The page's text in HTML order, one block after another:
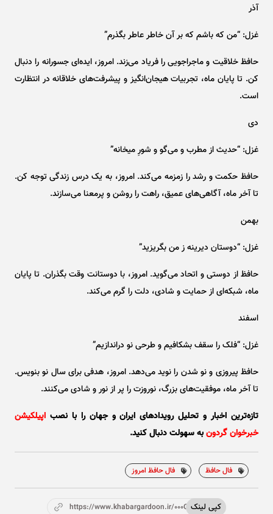
آذر
غزل: “من که باشم که بر آن خاطر عاطر بگذرم”
حافظ خلاقیت و ماجراجویی را فریاد می‌زند. امروز، ایده‌ای جسورانه را دنبال
کن. تا پایان ماه، تجربیات هیجان‌انگیز و پیشرفت‌های خلاقانه در انتظارت
است.
دی
غزل: “حدیث از مطرب و می‌گو و شورِ میخانه”
حافظ حکمت و رشد را زمزمه می‌کند. امروز، به یک درس زندگی توجه کن.
تا آخر ماه، آگاهی‌های عمیق، راهت را روشن و پرمعنا می‌سازند.
بهمن
غزل: “دوستان دیرینه ز من بگریزید”
حافظ از دوستی و اتحاد می‌گوید. امروز، با دوستانت وقت بگذران. تا پایان
ماه، شبکه‌ای از حمایت و شادی، دلت را گرم می‌کند.
اسفند
غزل: “فلک را سقف بشکافیم و طرحی نو دراندازیم”
حافظ پیروزی و نو شدن را نوید می‌دهد. امروز، هدفی برای سال نو بنویس.
تا آخر ماه، موفقیت‌های بزرگ، نوروزت را پر از نور و شادی می‌کنند.
تازه‌ترین اخبار و تحلیل‌ رویدادهای ایران و جهان را با نصب اپیلکیشن
خبرخوان گردونبه سهولت دنبال کنید.
فال حافظ فال حافظ امروز
کپی لینکhttps://www.khabargardoon.ir/000OVM